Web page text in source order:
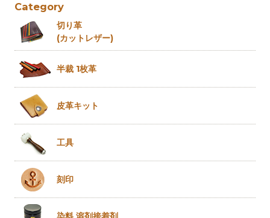
Category
切り革
(カットレザー)
半裁 1枚革
皮革キット
工具
刻印